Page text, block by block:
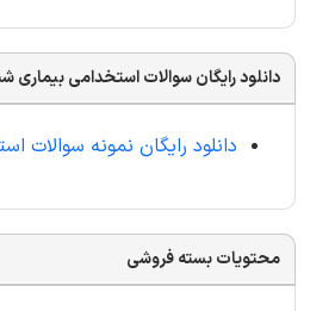
دانلود رایگان سوالات استخدامی بیماری
دانلود رایگان نمونه سوالات
محتویات بسته فروشی